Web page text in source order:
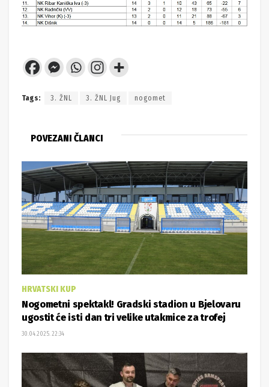
Tags: 3. ŽNL 3. ŽNL Jug nogomet
POVEZANI ČLANCI
HRVATSKI KUP
Nogometni spektakl! Gradski stadion u Bjelovaru
ugostit će isti dan tri velike utakmice za trofej
30.04.2025. 22:34